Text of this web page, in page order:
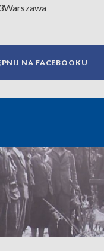
NA FACEBOOKU